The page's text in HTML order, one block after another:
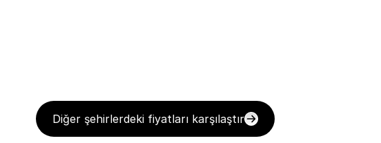
Diğer şehirlerdeki fiyatları karşılaştır